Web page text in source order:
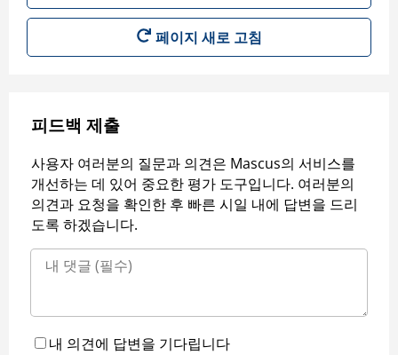
페이지 새로 고침
피드백 제출
사용자 여러분의 질문과 의견은 Mascus의 서비스를
개선하는 데 있어 중요한 평가 도구입니다. 여러분의
의견과 요청을 확인한 후 빠른 시일 내에 답변을 드리
도록 하겠습니다.
내 의견에 답변을 기다립니다